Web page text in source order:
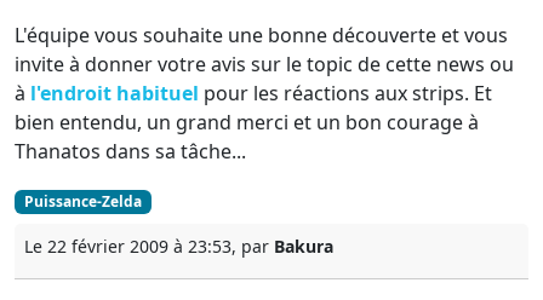
L'équipe vous souhaite une bonne découverte et vous
invite à donner votre avis sur le topic de cette news ou
à l'endroit habituel pour les réactions aux strips. Et
bien entendu, un grand merci et un bon courage à
Thanatos dans sa tâche...
Puissance-Zelda
Le 22 février 2009 à 23:53, par Bakura